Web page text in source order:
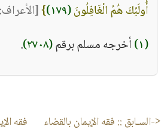
أُولَئِكَ هُمُ الْغَافِلُونَ(١٧٩) }[الأعراف: ١٧٩]
(١)
أخرجه مسلم برقم(٢٧٠٨) .
<-السـابق :: فقه الإيمان بالقضاء
فقه